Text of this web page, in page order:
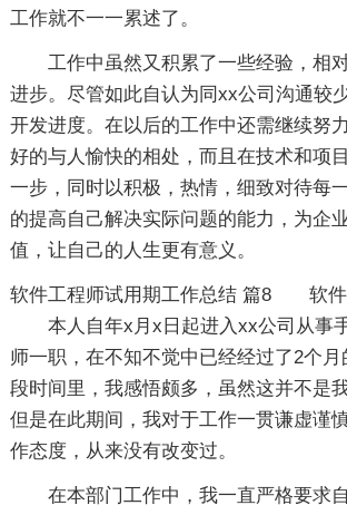
工作就不一一累述了。
工作中虽然又积累了一些经验，相
进步。尽管如此自认为同xx公司沟通较
开发进度。在以后的工作中还需继续努
好的与人愉快的相处，而且在技术和项
一步，同时以积极，热情，细致对待每
的提高自己解决实际问题的能力，为企
值，让自己的人生更有意义。
软件工程师试用期工作总结 篇8
本人自年x月x日起进入xx公司从事
师一职，在不知不觉中已经经过了2个
段时间里，我感悟颇多，虽然这并不是
但是在此期间，我对于工作一贯谦虚谨
作态度，从来没有改变过。
在本部门工作中，我一直严格要求
软件工